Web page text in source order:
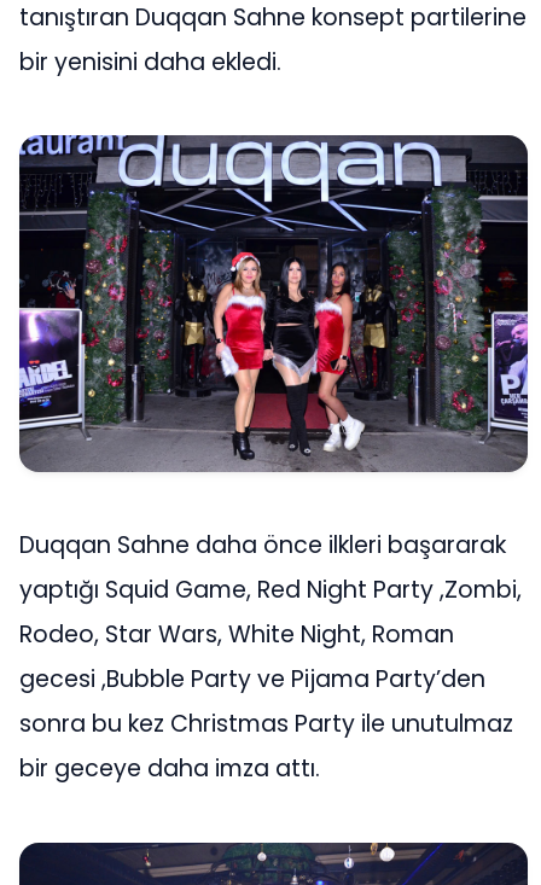
tanıştıran Duqqan Sahne konsept partilerine
bir yenisini daha ekledi.
Duqqan Sahne daha önce ilkleri başararak
yaptığı Squid Game, Red Night Party ,Zombi,
Rodeo, Star Wars, White Night, Roman
gecesi ,Bubble Party ve Pijama Party’den
sonra bu kez Christmas Party ile unutulmaz
bir geceye daha imza attı.